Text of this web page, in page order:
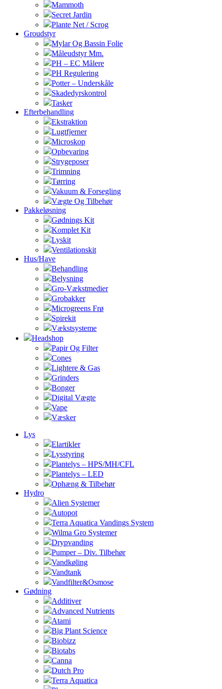
Mammoth
Secret Jardin
Plante Net / Scrog
Groudstyr
Mylar Og Bassin Folie
Måleudstyr Mm.
PH – EC Målere
PH Regulering
Potter – Underskåle
Skadedyrskontrol
Tasker
Efterbehandling
Ekstraktion
Lugtfjerner
Microskop
Opbevaring
Strygeposer
Trimning
Tørring
Vakuum & Forsegling
Vægte Og Tilbehør
Pakkeløsning
Gødnings Kit
Komplet Kit
Lyskit
Ventilationskit
Hus/Have
Behandling
Belysning
Gro-Vækstmedier
Grobakker
Microgreens Frø
Spirekit
Vækstsysteme
Headshop
Papir Og Filter
Cones
Lightere & Gas
Grinders
Bonger
Digital Vægte
Vape
Væsker
Lys
Elartikler
Lysstyring
Plantelys – HPS/MH/CFL
Plantelys – LED
Ophæng & Tilbehør
Hydro
Alien Systemer
Autopot
Terra Aquatica Vandings System
Wilma Gro Systemer
Drypvanding
Pumper – Div. Tilbehør
Vandkøling
Vandtank
Vandfilter&Osmose
Gødning
Additiver
Advanced Nutrients
Atami
Big Plant Science
Biobizz
Biotabs
Canna
Dutch Pro
Terra Aquatica